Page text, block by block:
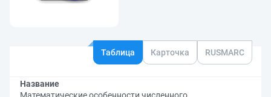
Таблица Карточка RUSMARC
Название